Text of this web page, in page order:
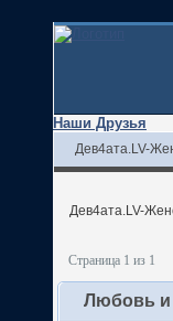
Наши Друзья
Дев4ата.LV-
Дев4ата.LV-
Страница 1 из 1
Любовь и